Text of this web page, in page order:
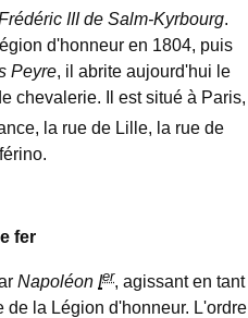
III de Salm-Kyrbourg.
d'honneur en 1804, puis
Peyre, il abrite aujourd'hui le
chevalerie. Il est situé à Paris,
la rue de Lille, la rue de
fer
Napoléon Ier, agissant en tant
la Légion d'honneur. L'ordre